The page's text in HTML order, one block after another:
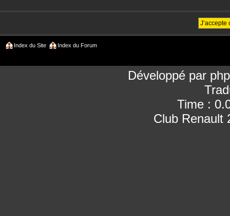
Index du Site Index du Forum
Développé par
Time :
Club Renault